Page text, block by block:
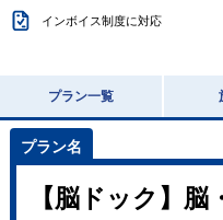
インボイス制度に対応
プラン一覧
【脳ドック】